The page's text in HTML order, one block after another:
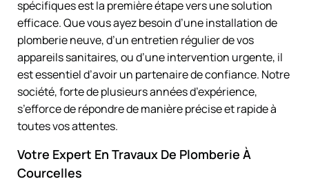
spécifiques est la première étape vers une solution
efficace. Que vous ayez besoin d’une installation de
plomberie neuve, d’un entretien régulier de vos
appareils sanitaires, ou d’une intervention urgente, il
est essentiel d’avoir un partenaire de confiance. Notre
société, forte de plusieurs années d’expérience,
s’efforce de répondre de manière précise et rapide à
toutes vos attentes.
Votre Expert En Travaux De Plomberie À
Courcelles